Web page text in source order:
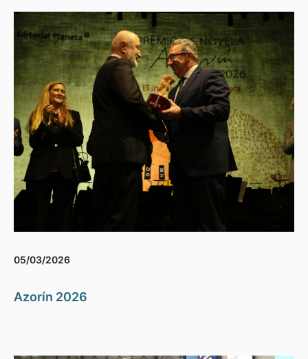
05/03/2026
Azorín 2026